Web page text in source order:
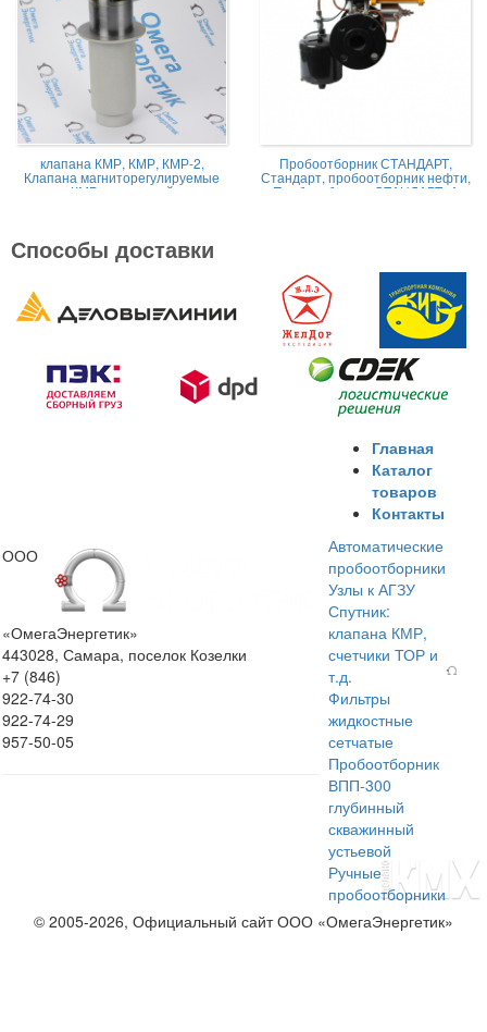
клапана КМР, КМР, КМР-2,
Клапана магниторегулируемые
КМР жидкостной
Пробоотборник СТАНДАРТ,
Стандарт, пробоотборник нефти,
Пробоотборник СТАНДАРТ -А
Способы доставки
ООО
«ОмегаЭнергетик»
443028, Самара, поселок Козелки
+7 (846)
922-74-30
922-74-29
957-50-05
Главная
Каталог
товаров
Контакты
Автоматические
пробоотборники
Узлы к АГЗУ
Спутник:
клапана КМР,
счетчики ТОР и
т.д.
Фильтры
жидкостные
сетчатые
Пробоотборник
ВПП-300
глубинный
скважинный
устьевой
Ручные
пробоотборники
© 2005-2026, Официальный сайт ООО «ОмегаЭнергетик»